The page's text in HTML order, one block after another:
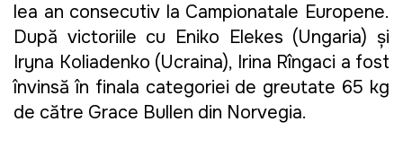
lea an consecutiv la Campionatale Europene.
După victoriile cu Eniko Elekes (Ungaria) și
Iryna Koliadenko (Ucraina), Irina Rîngaci a fost
învinsă în finala categoriei de greutate 65 kg
de către Grace Bullen din Norvegia.